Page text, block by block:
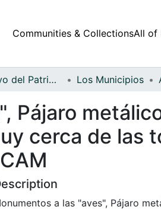
Communities & CollectionsAll of
Fondo Archivo del Patrimonio Fotográfico y Fílmico del Valle del Cauca Los Municipios
Pájaro
cerca de las
a las "aves", Pájaro